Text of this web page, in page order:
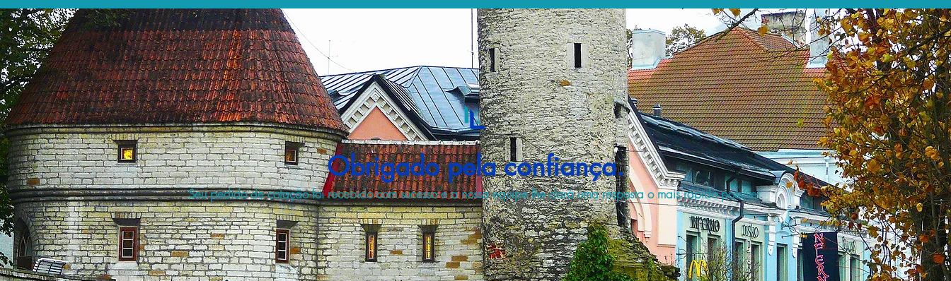
Obrigado pela confiança.
Seu pedido de cotação foi recebido com sucesso e a nossa equipe lhe dará uma resposta o mais rápido possível.